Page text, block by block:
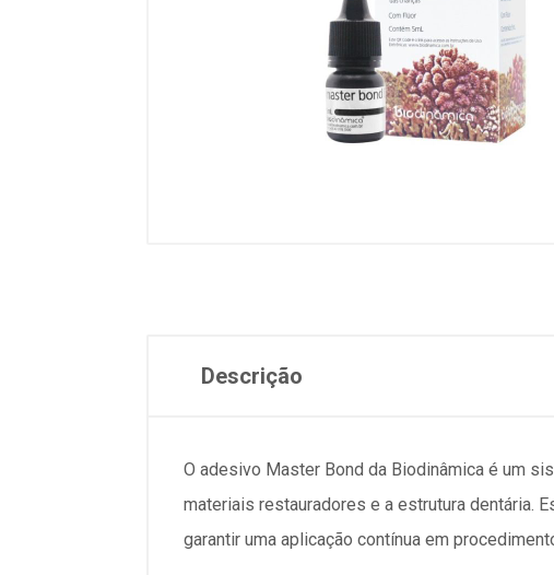
Descrição
O adesivo Master Bond da Biodinâmica é um
materiais restauradores e a estrutura dentária.
garantir uma aplicação contínua em